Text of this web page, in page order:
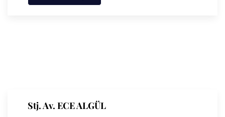
Stj. Av. ECE ALGÜL